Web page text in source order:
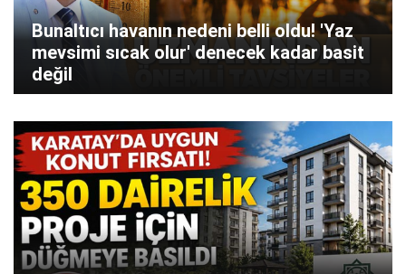
Bunaltıcı havanın nedeni belli oldu! 'Yaz
mevsimi sıcak olur' denecek kadar basit
değil